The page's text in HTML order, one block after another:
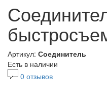
Артикул: Соединитель
Есть в наличии
0 отзывов